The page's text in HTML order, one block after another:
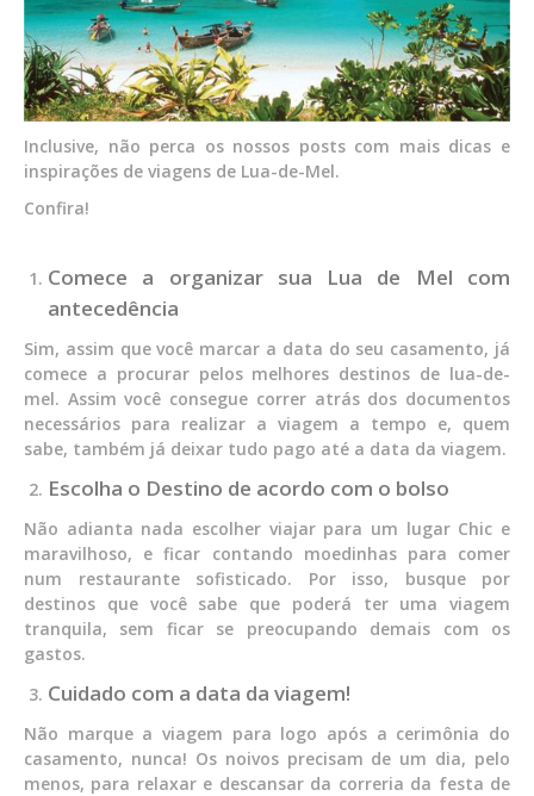
Inclusive, não perca os nossos posts com mais dicas e
inspirações de viagens de Lua-de-Mel.
Confira!
Comece a organizar sua Lua de Mel com
antecedência
Sim, assim que você marcar a data do seu casamento, já
comece a procurar pelos melhores destinos de lua-de-
mel. Assim você consegue correr atrás dos documentos
necessários para realizar a viagem a tempo e, quem
sabe, também já deixar tudo pago até a data da viagem.
Escolha o Destino de acordo com o bolso
Não adianta nada escolher viajar para um lugar Chic e
maravilhoso, e ficar contando moedinhas para comer
num restaurante sofisticado. Por isso, busque por
destinos que você sabe que poderá ter uma viagem
tranquila, sem ficar se preocupando demais com os
gastos.
Cuidado com a data da viagem!
Não marque a viagem para logo após a cerimônia do
casamento, nunca! Os noivos precisam de um dia, pelo
menos, para relaxar e descansar da correria da festa de